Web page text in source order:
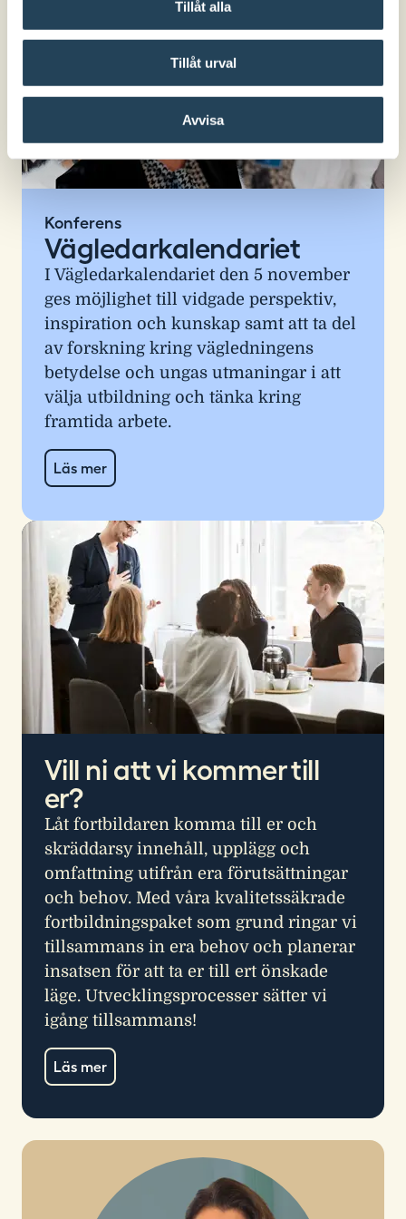
Tillåt alla
Tillåt urval
Avvisa
Konferens
Vägledarkalendariet
I Vägledarkalendariet den 5 november
ges möjlighet till vidgade perspektiv,
inspiration och kunskap samt att ta del
av forskning kring vägledningens
betydelse och ungas utmaningar i att
välja utbildning och tänka kring
framtida arbete.
Läs mer
Vill ni att vi kommer till
er?
Låt fortbildaren komma till er och
skräddarsy innehåll, upplägg och
omfattning utifrån era förutsättningar
och behov. Med våra kvalitetssäkrade
fortbildningspaket som grund ringar vi
tillsammans in era behov och planerar
insatsen för att ta er till ert önskade
läge. Utvecklingsprocesser sätter vi
igång tillsammans!
Läs mer